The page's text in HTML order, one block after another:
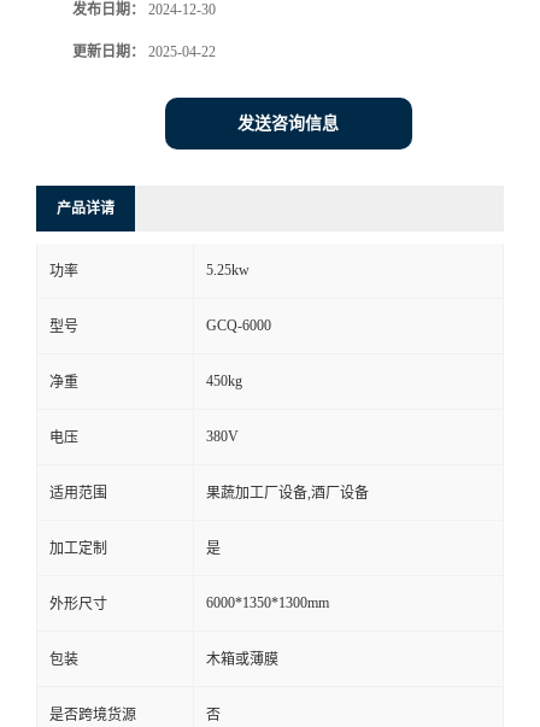
发布日期： 2024-12-30
更新日期： 2025-04-22
发送咨询信息
产品详请
功率 5.25kw
型号 GCQ-6000
净重 450kg
电压 380V
适用范围 果蔬加工厂设备,酒厂设备
加工定制 是
外形尺寸 6000*1350*1300mm
包装 木箱或薄膜
是否跨境货源 否